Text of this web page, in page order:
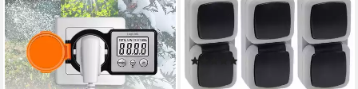
Feuchtraum Kombination
Steckdose Schalter IP44 grau
Aufputz
17,97 €